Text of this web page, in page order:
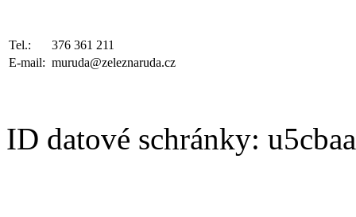
Tel.:
376 361 211
E-mail: muruda@zeleznaruda.cz
ID datové schránky: